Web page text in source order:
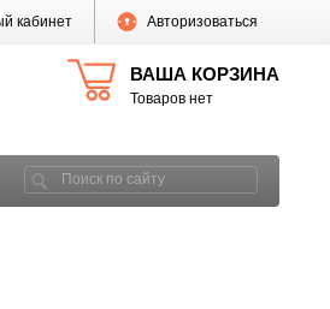
кабинет Авторизоваться
ВАША КОРЗИНА
Товаров нет